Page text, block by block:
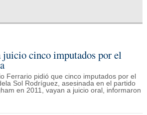
juicio cinco imputados por el
Ferrario pidió que cinco imputados por el
Sol Rodríguez, asesinada en el partido
en 2011, vayan a juicio oral, informaron